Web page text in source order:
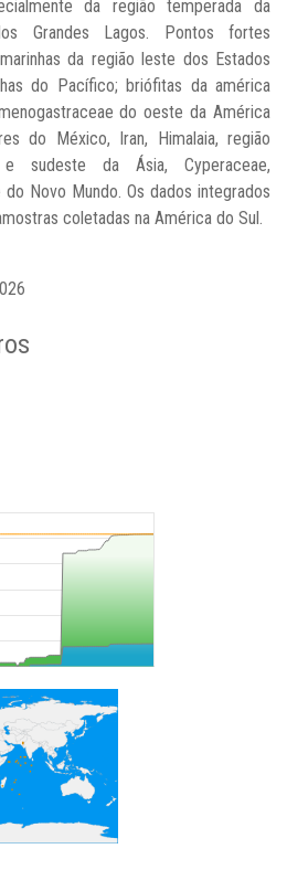
da região temperada da
Grandes Lagos. Pontos fortes
da região leste dos Estados
do Pacífico; briófitas da américa
do oeste da América
do México, Iran, Himalaia, região
sudeste da Ásia, Cyperaceae,
Novo Mundo. Os dados integrados
coletadas na América do Sul.